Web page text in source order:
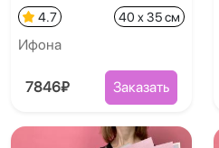
4.7 40 x 35 см
Ифона
7846₽ Заказать